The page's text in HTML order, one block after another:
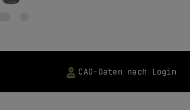
CAD-Daten nach Login